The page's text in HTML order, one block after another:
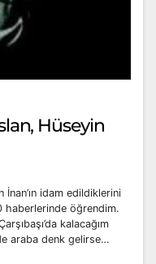
Hüseyin
idam edildiklerini
haberlerinde öğrendim.
kalacağım
araba denk gelirse…